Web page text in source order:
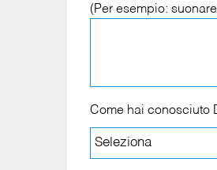
(Per esempio:
Come hai conosciuto